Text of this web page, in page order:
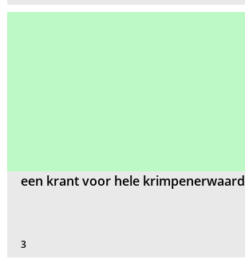
een krant voor hele krimpenerwaard
3